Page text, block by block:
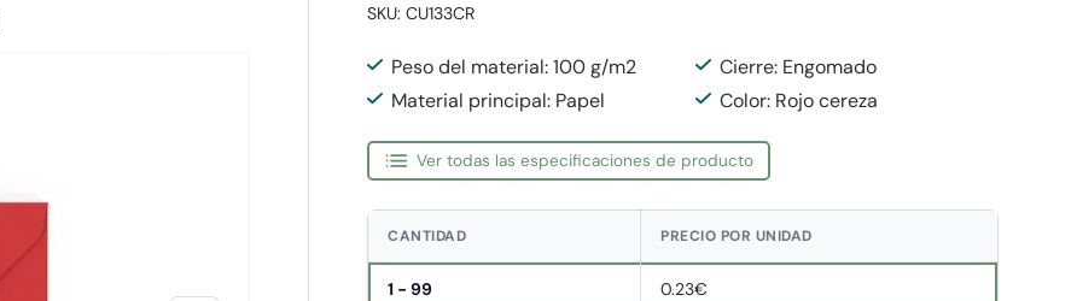
SKU: CU133CR
Peso del material: 100 g/m2
Cierre: Engomado
Material principal: Papel
Color: Rojo cereza
Ver todas las especificaciones de producto
CANTIDAD PRECIO POR UNIDAD
1 - 99 0.23€